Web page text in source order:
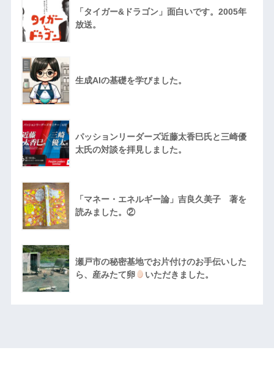
「タイガー&ドラゴン」面白いです。2005年
放送。
生成AIの基礎を学びました。
パッションリーダーズ近藤太香巳氏と三崎優
太氏の対談を拝見しました。
「マネー・エネルギー論」吉良久美子 著を
読みました。②
瀬戸市の秘密基地でお片付けのお手伝いした
ら、産みたて卵
いただきました。